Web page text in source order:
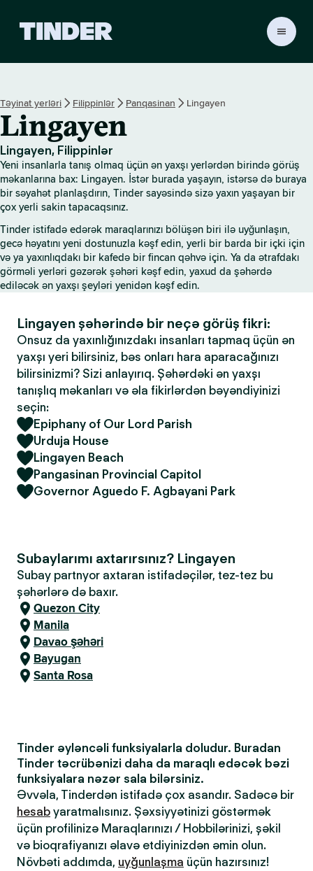
r
H
o
e
Təyinat yerləri Filippinlər Panqasinan Lingayen
Lingayen
Lingayen, Filippinlər
Yeni insanlarla tanış olmaq üçün ən yaxşı yerlərdən birində görüş
məkanlarına bax: Lingayen. İstər burada yaşayın, istərsə də buraya
bir səyahət planlaşdırın, Tinder sayəsində sizə yaxın yaşayan bir
çox yerli sakin tapacaqsınız.
Tinder istifadə edərək maraqlarınızı bölüşən biri ilə uyğunlaşın,
gecə həyatını yeni dostunuzla kəşf edin, yerli bir barda bir içki için
və ya yaxınlıqdakı bir kafedə bir fincan qəhvə için. Ya da ətrafdakı
görməli yerləri gəzərək şəhəri kəşf edin, yaxud da şəhərdə
ediləcək ən yaxşı şeyləri yenidən kəşf edin.
Lingayen şəhərində bir neçə görüş fikri:
Onsuz da yaxınlığınızdakı insanları tapmaq üçün ən
yaxşı yeri bilirsiniz, bəs onları hara aparacağınızı
bilirsinizmi? Sizi anlayırıq. Şəhərdəki ən yaxşı
tanışlıq məkanları və əla fikirlərdən bəyəndiyinizi
seçin:
Epiphany of Our Lord Parish
Urduja House
Lingayen Beach
Pangasinan Provincial Capitol
Governor Aguedo F. Agbayani Park
Subaylarımı axtarırsınız? Lingayen
Subay partnyor axtaran istifadəçilər, tez-tez bu
şəhərlərə də baxır.
Quezon City
Manila
Davao şəhəri
Bayugan
Santa Rosa
Tinder əyləncəli funksiyalarla doludur. Buradan
Tinder təcrübənizi daha da maraqlı edəcək bəzi
funksiyalara nəzər sala bilərsiniz.
Əvvəla, Tinderdən istifadə çox asandır. Sadəcə bir
hesab yaratmalısınız. Şəxsiyyətinizi göstərmək
üçün profilinizə Maraqlarınızı / Hobbilərinizi, şəkil
və bioqrafiyanızı əlavə etdiyinizdən əmin olun.
Növbəti addımda, uyğunlaşma üçün hazırsınız!